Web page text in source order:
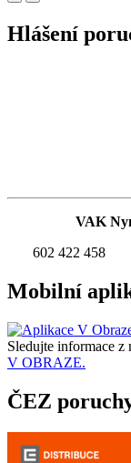
Hlášení
VAK
602 422 458
Mobilní
Sledujte informace z
V OBRAZE.
ČEZ